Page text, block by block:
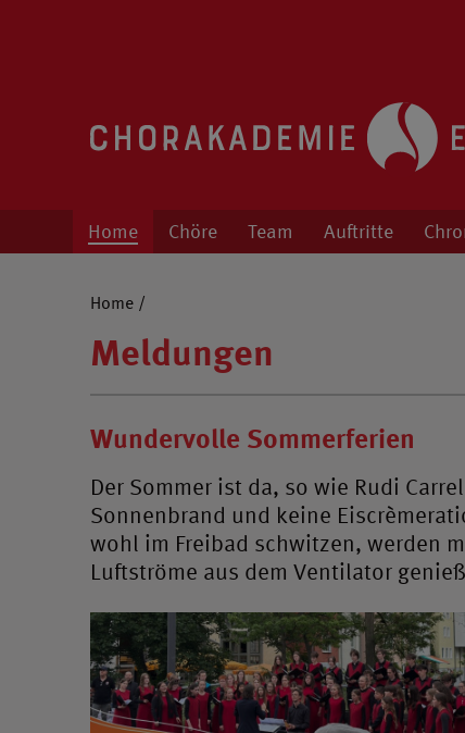
Home Chöre Team Auftritte
Home /
Meldungen
Wundervolle Sommerferien
Der Sommer ist da, so wie Rudi
Sonnenbrand und keine
wohl im Freibad schwitzen, werden
Luftströme aus dem Ventilator